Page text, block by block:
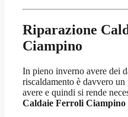
Riparazione
Ciampino
In pieno inverno avere dei
riscaldamento è davvero
avere e quindi si rende
Caldaie Ferroli Ciampino